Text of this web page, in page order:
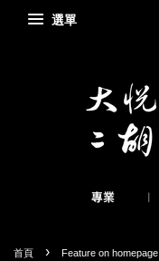
選單
首頁 › Feature on homepage